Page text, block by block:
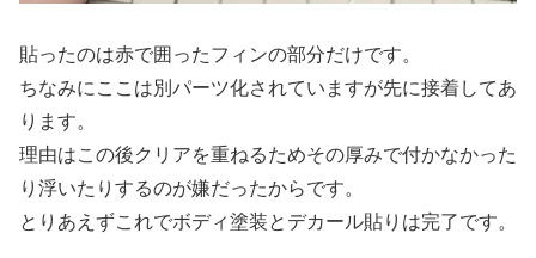
貼ったのは赤で囲ったフィンの部分だけです。
ちなみにここは別パーツ化されていますが先に接着してあ
ります。
理由はこの後クリアを重ねるためその厚みで付かなかった
り浮いたりするのが嫌だったからです。
とりあえずこれでボディ塗装とデカール貼りは完了です。